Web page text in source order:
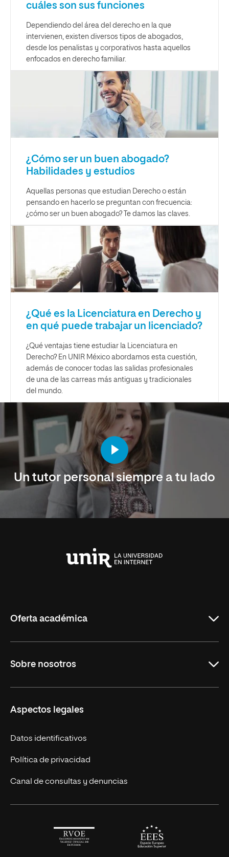
cuáles son sus funciones
Dependiendo del área del derecho en la que
intervienen, existen diversos tipos de abogados,
desde los penalistas y corporativos hasta aquellos
enfocados en derecho familiar.
¿Cómo ser un buen abogado?
Habilidades y estudios
Aquellas personas que estudian Derecho o están
pensando en hacerlo se preguntan con frecuencia:
¿cómo ser un buen abogado? Te damos las claves.
¿Qué es la Licenciatura en Derecho y
en qué puede trabajar un licenciado?
¿Qué ventajas tiene estudiar la Licenciatura en
Derecho? En UNIR México abordamos esta cuestión,
además de conocer todas las salidas profesionales
de una de las carreas más antiguas y tradicionales
del mundo.
Un tutor personal siempre a tu lado
Oferta académica
Licenciaturas en línea
Cursos Europeos
Títulos Americanos
Alianza Newman
Sobre nosotros
Nuestros alumnos
Únete a nosotros
Actualidad
Solicita información
Aspectos legales
Datos identificativos
Política de privacidad
Canal de consultas y denuncias